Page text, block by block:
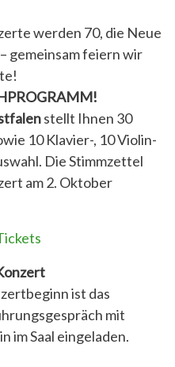
werden 70, die Neue
gemeinsam feiern wir
stellt Ihnen 30
10 Klavier-, 10 Violin-
Die Stimmzettel
am 2. Oktober
ist das
mit
im Saal eingeladen.